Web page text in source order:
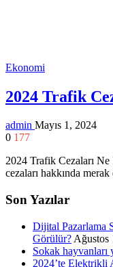
Ekonomi
2024 Trafik
admin Mayıs 1, 2024
0 177
2024 Trafik Cezaları
cezaları hakkında
Son Yazılar
Dijital Pazarlama
Görülür? Ağustos
Sokak hayvanları
2024’te Elektrikli